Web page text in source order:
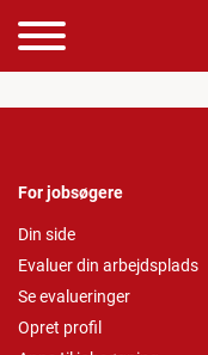
For jobsøgere
Din side
Evaluer din arbejdsplads
Se evalueringer
Opret profil